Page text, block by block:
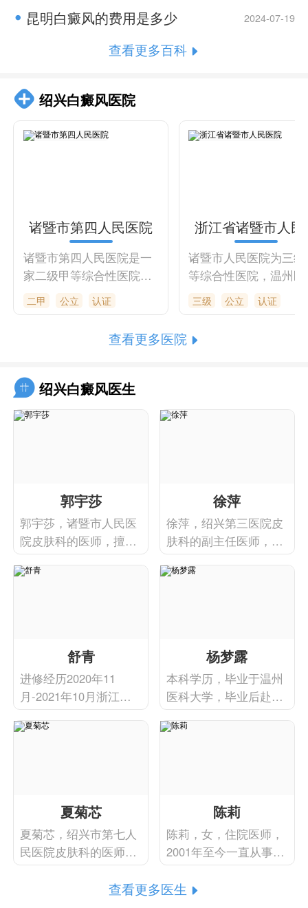
昆明白癜风的费用是多少 2024-07-19
查看更多百科
绍兴白癜风医院
诸暨市第四人民医院
诸暨市第四人民医院是一
家二级甲等综合性医院，
它的前身是诸暨市店口医
院，成立于1952年，至今
已有六十多年的历史。医
院占地86亩，建筑面积
床位168张，设6个病区，
38个临床和医技科室，年
门诊超40万人次，年出院
二甲 公立 认证
浙江省诸暨市人
院
诸暨市人民医院为三
等综合性医院，温州
院附属医院。医院前
诸暨公立医院，1946
暨籍知名人士蒋鼎文
三级 公立 认证
查看更多医院
绍兴白癜风医生
郭宇莎
郭宇莎，诸暨市人民医
院皮肤科的医师，擅长
常见皮肤病的诊疗。
徐萍
徐萍，绍兴第三医院皮
肤科的副主任医师，擅
长常见皮肤病的诊疗。
舒青
进修经历2020年11
月-2021年10月浙江大
学医学院附属第二医院
皮肤科
杨梦露
本科学历，毕业于温州
医科大学，毕业后赴浙
江大学医学院附属邵逸
夫医院皮肤科进行为期
究所进修皮肤外科，师
从方方教授及其团队成
员，擅长皮肤良恶性肿
物的外科
夏菊芯
夏菊芯，绍兴市第七人
民医院皮肤科的医师，
擅长常见皮肤病的诊
陈莉
陈莉，女，住院医师，
2001年至今一直从事皮
肤科临床工作，2001年
取得大学学历。于2005
查看更多医生